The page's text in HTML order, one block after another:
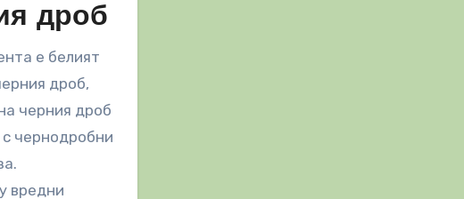
дроб
е белият
дроб,
черния дроб
чернодробни
вредни